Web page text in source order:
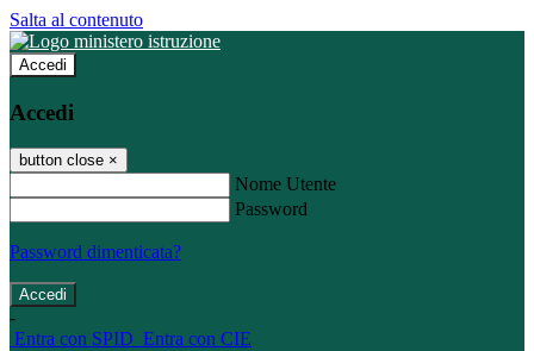
Salta al contenuto
Accedi
Accedi
button close ×
Nome Utente
Password
Password dimenticata?
-
Entra con SPID Entra con CIE